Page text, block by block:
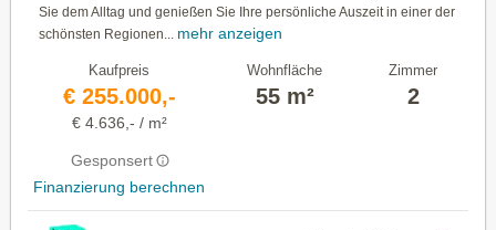
Sie dem Alltag und genießen Sie Ihre persönliche Auszeit in einer der
schönsten Regionen...
mehr anzeigen
Kaufpreis
€ 255.000,-
€ 4.636,- / m²
Gesponsert
Finanzierung berechnen
Wohnfläche
55 m²
Zimmer
2